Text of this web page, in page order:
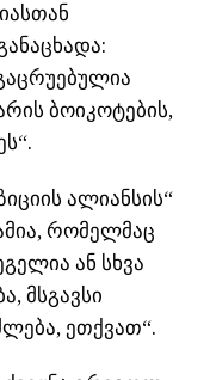
ბოიკოტების,
ალიანსის“
რომელმაც
ან სხვა
მსგავსი
ეთქვათ“.